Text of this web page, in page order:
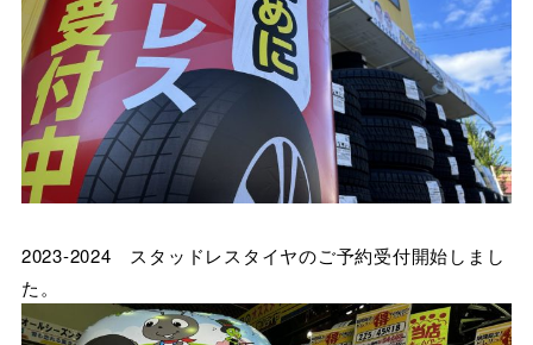
2023-2024 スタッドレスタイヤのご予約受付開始しまし
た。